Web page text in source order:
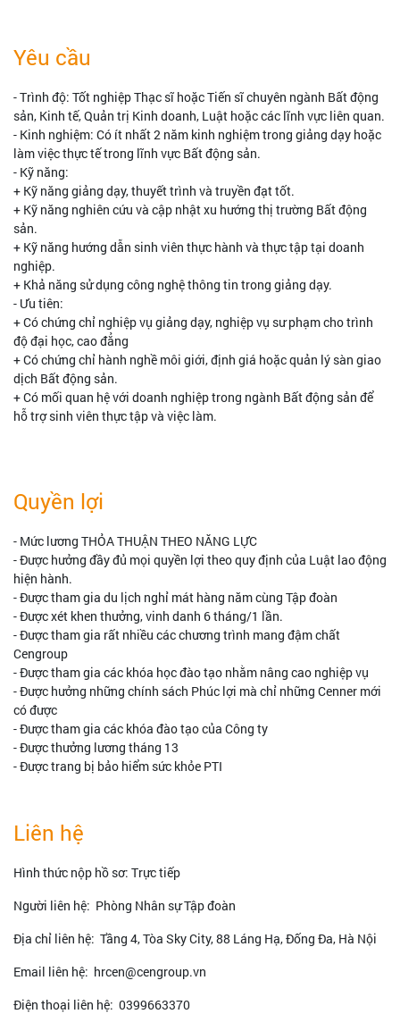
Yêu cầu
- Trình độ: Tốt nghiệp Thạc sĩ hoặc Tiến sĩ chuyên ngành Bất động
sản, Kinh tế, Quản trị Kinh doanh, Luật hoặc các lĩnh vực liên quan.
- Kinh nghiệm: Có ít nhất 2 năm kinh nghiệm trong giảng dạy hoặc
làm việc thực tế trong lĩnh vực Bất động sản.
- Kỹ năng:
+ Kỹ năng giảng dạy, thuyết trình và truyền đạt tốt.
+ Kỹ năng nghiên cứu và cập nhật xu hướng thị trường Bất động
sản.
+ Kỹ năng hướng dẫn sinh viên thực hành và thực tập tại doanh
nghiệp.
+ Khả năng sử dụng công nghệ thông tin trong giảng dạy.
- Ưu tiên:
+ Có chứng chỉ nghiệp vụ giảng dạy, nghiệp vụ sư phạm cho trình
độ đại học, cao đẳng
+ Có chứng chỉ hành nghề môi giới, định giá hoặc quản lý sàn giao
dịch Bất động sản.
+ Có mối quan hệ với doanh nghiệp trong ngành Bất động sản để
hỗ trợ sinh viên thực tập và việc làm.
Quyền lợi
- Mức lương THỎA THUẬN THEO NĂNG LỰC
- Được hưởng đầy đủ mọi quyền lợi theo quy định của Luật lao động
hiện hành.
- Được tham gia du lịch nghỉ mát hàng năm cùng Tập đoàn
- Được xét khen thưởng, vinh danh 6 tháng/1 lần.
- Được tham gia rất nhiều các chương trình mang đậm chất
Cengroup
- Được tham gia các khóa học đào tạo nhằm nâng cao nghiệp vụ
- Được hưởng những chính sách Phúc lợi mà chỉ những Cenner mới
có được
- Được tham gia các khóa đào tạo của Công ty
- Được thưởng lương tháng 13
- Được trang bị bảo hiểm sức khỏe PTI
Liên hệ
Hình thức nộp hồ sơ: Trực tiếp
Người liên hệ: Phòng Nhân sự Tập đoàn
Địa chỉ liên hệ: Tầng 4, Tòa Sky City, 88 Láng Hạ, Đống Đa, Hà Nội
Email liên hệ: hrcen@cengroup.vn
Điện thoại liên hệ: 0399663370